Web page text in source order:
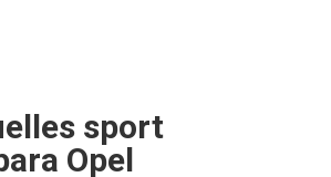
sport
Opel